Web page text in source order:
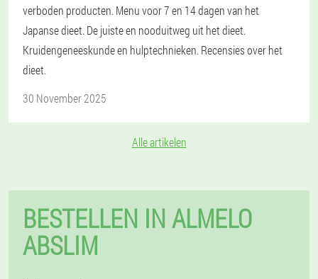
verboden producten. Menu voor 7 en 14 dagen van het
Japanse dieet. De juiste en nooduitweg uit het dieet.
Kruidengeneeskunde en hulptechnieken. Recensies over het
dieet.
30 November 2025
Alle artikelen
BESTELLEN IN ALMELO
ABSLIM